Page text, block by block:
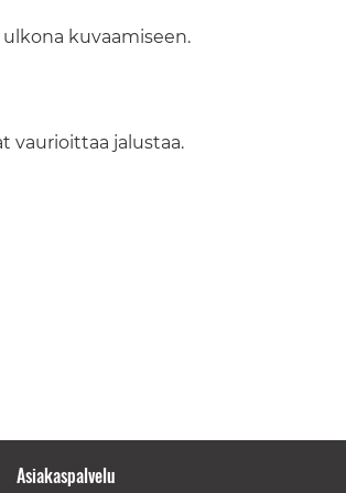
kuvaamiseen.
vaurioittaa jalustaa.
Asiakaspalvelu